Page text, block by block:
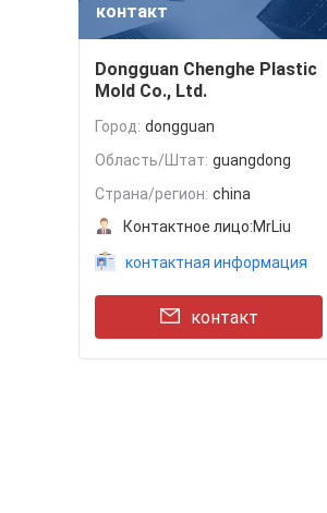
контакт
Dongguan Chenghe Plastic
Mold Co., Ltd.
Город: dongguan
Область/Штат: guangdong
Страна/регион: china
Контактное лицо:MrLiu
контактная информация
контакт